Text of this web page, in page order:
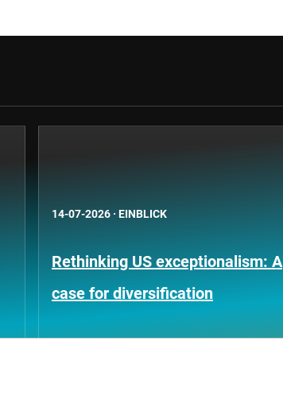
14-07-2026 · EINBLICK
Rethinking US exceptionalism: A
case for diversification